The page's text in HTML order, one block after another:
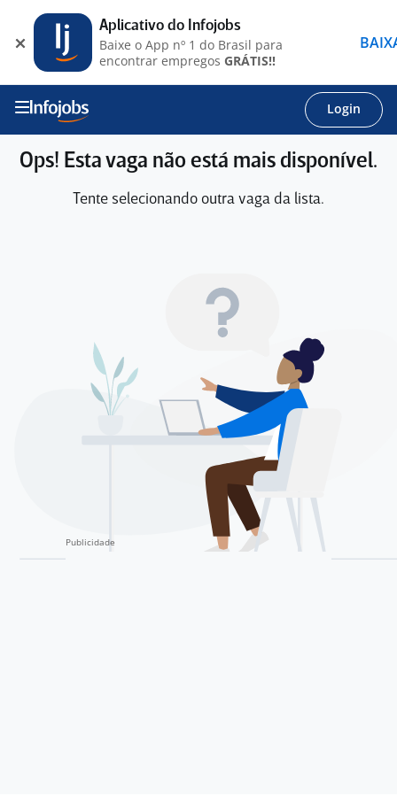
Login
Ops! Esta vaga não está mais disponível.
Tente selecionando outra vaga da lista.
Aplicativo do Infojobs
Baixe o App nº 1 do Brasil para
encontrar empregos GRÁTIS!!